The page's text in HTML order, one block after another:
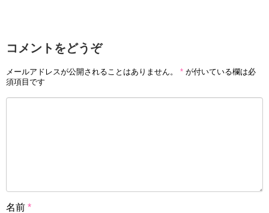
コメントをどうぞ
メールアドレスが公開されることはありません。 * が付いている欄は必
須項目です
名前 *